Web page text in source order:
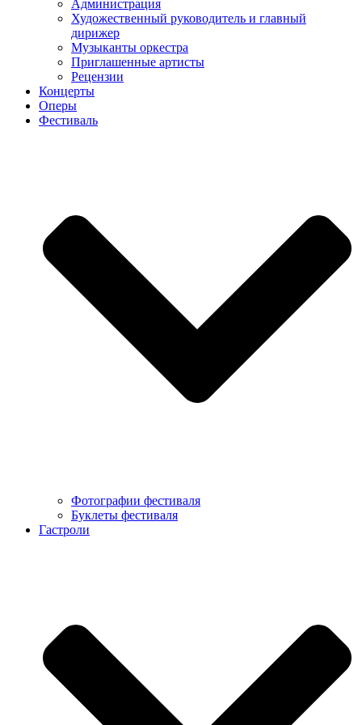
Администрация
Художественный руководитель и главный
дирижер
Музыканты оркестра
Приглашенные артисты
Рецензии
Концерты
Оперы
Фестиваль
Фотографии фестиваля
Буклеты фестиваля
Гастроли